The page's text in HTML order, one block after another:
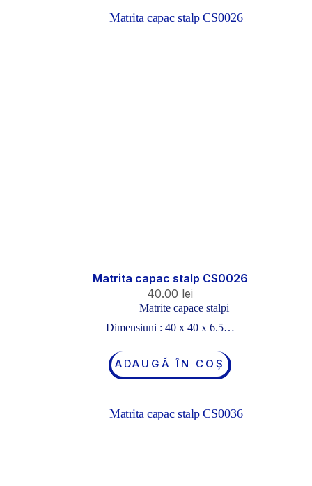
Matrita capac stalp CS0026
40.00 lei
Matrite capace stalpi
Dimensiuni : 40 x 40 x 6.5…
ADAUGĂ ÎN COȘ